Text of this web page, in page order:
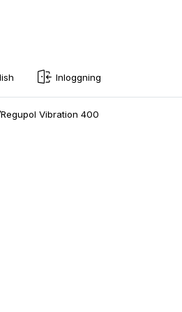
Inloggning
Regupol Vibration 400